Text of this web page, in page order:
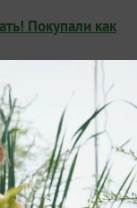
Покупали как